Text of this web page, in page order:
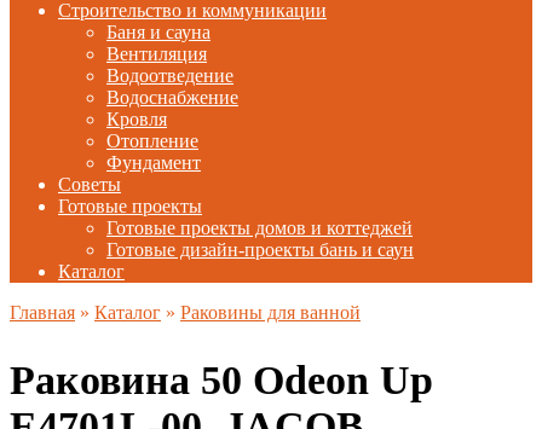
Строительство и коммуникации
Баня и сауна
Вентиляция
Водоотведение
Водоснабжение
Кровля
Отопление
Фундамент
Советы
Готовые проекты
Готовые проекты домов и коттеджей
Готовые дизайн-проекты бань и саун
Каталог
Главная » Каталог » Раковины для ванной
Раковина 50 Odeon Up